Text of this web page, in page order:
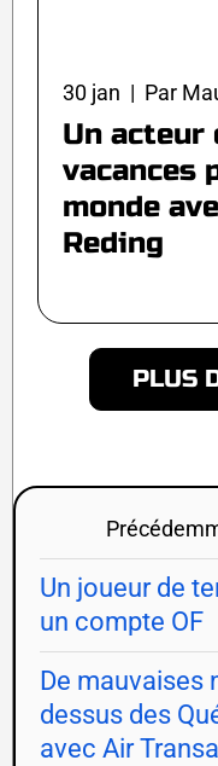
30 jan | Par
Un acteur
vacances
monde
Reding
PLUS
Un joueur de
un compte OF
De mauvaises
dessus des
avec Air